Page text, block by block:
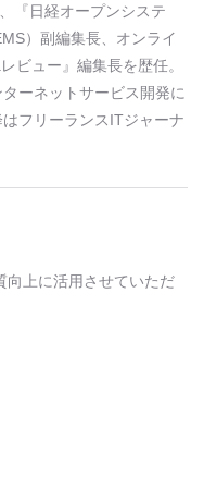
『日経オープンシステ
）副編集長、オンライ
ビュー』編集長を歴任。
ーネットサービス開発に
フリーランスITジャーナ
向上に活用させていただ